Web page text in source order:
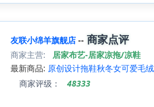
友联小绵羊旗舰店 -- 商家点评
商家主营:
居家布艺-居家凉拖/凉鞋
最新商品: 原创设计拖鞋秋冬女可爱毛
商家评级：
48333